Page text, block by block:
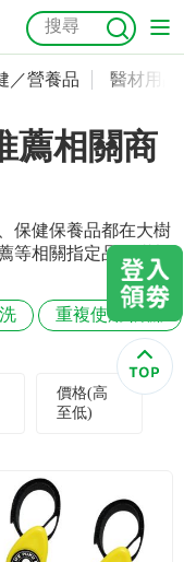
幼兒米餅 貓砂
／營養品 醫材用品
薦相關商
保健保養品都在大樹
等相關指定品項滿額
重複使用 防漏
價格(高
至低)